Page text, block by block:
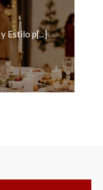
Estilo p[...]